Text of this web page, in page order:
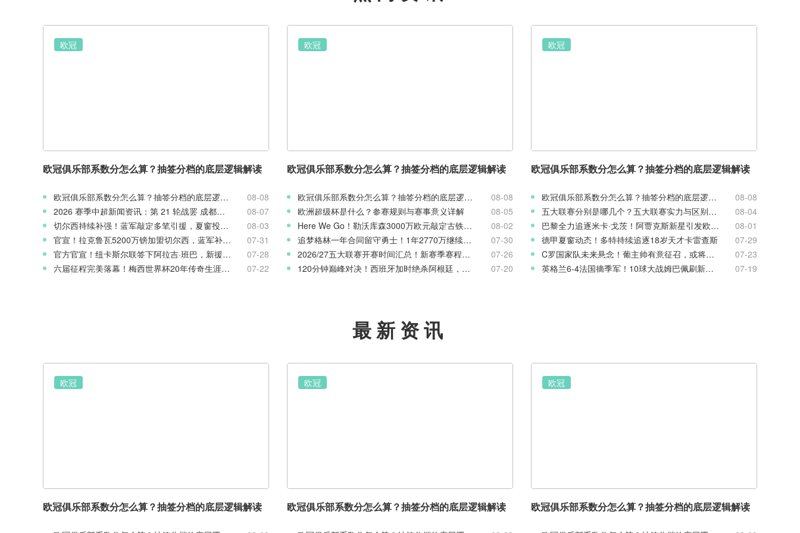
欧冠
欧冠俱乐部系数分怎么算？抽签分档的底层逻辑解读
欧冠俱乐部系数分怎么算？抽签分档的底层逻辑解读
08-08
2026 赛季中超新闻资讯：第 21 轮战罢 成都蓉城领跑 津门虎读秒绝杀
08-07
切尔西持续补强！蓝军敲定多笔引援，夏窗投入稳居英超前列
08-03
官宣！拉克鲁瓦5200万镑加盟切尔西，蓝军补强后防线
07-31
官方官宣！纽卡斯尔联签下阿拉吉·班巴，新援身披8号战袍
07-28
六届征程完美落幕！梅西世界杯20年传奇生涯完整回顾
07-22
欧冠
欧冠俱乐部系数分怎么算？抽签分档的底层逻辑解读
欧冠俱乐部系数分怎么算？抽签分档的底层逻辑解读
08-08
欧洲超级杯是什么？参赛规则与赛事意义详解
08-05
Here We Go！勒沃库森3000万欧元敲定古铁雷斯，寻找格里马尔多继任者
08-02
追梦格林一年合同留守勇士！1年2770万继续搭档库里
07-30
2026/27五大联赛开赛时间汇总！新赛季赛程官宣
07-26
120分钟巅峰对决！西班牙加时绝杀阿根廷，斩获2026世界杯冠军
07-20
欧冠
欧冠俱乐部系数分怎么算？抽签分档的底层逻辑解读
欧冠俱乐部系数分怎么算？抽签分档的底层逻辑解读
08-08
五大联赛分别是哪几个？五大联赛实力与区别科普
08-04
巴黎全力追逐米卡·戈茨！阿贾克斯新星引发欧冠豪门争夺
08-01
德甲夏窗动态！多特持续追逐18岁天才卡雷查斯
07-29
C罗国家队未来悬念！葡主帅有意征召，或将出战欧国联
07-23
英格兰6-4法国摘季军！10球大战姆巴佩刷新世界杯纪录
07-19
最新资讯
欧冠
欧冠俱乐部系数分怎么算？抽签分档的底层逻辑解读
欧冠
欧冠俱乐部系数分怎么算？抽签分档的底层逻辑解读
欧冠
欧冠俱乐部系数分怎么算？抽签分档的底层逻辑解读